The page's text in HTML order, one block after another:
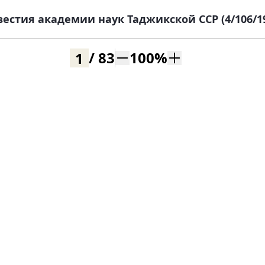
академии наук Таджикской ССР (4/106/
/83 100%